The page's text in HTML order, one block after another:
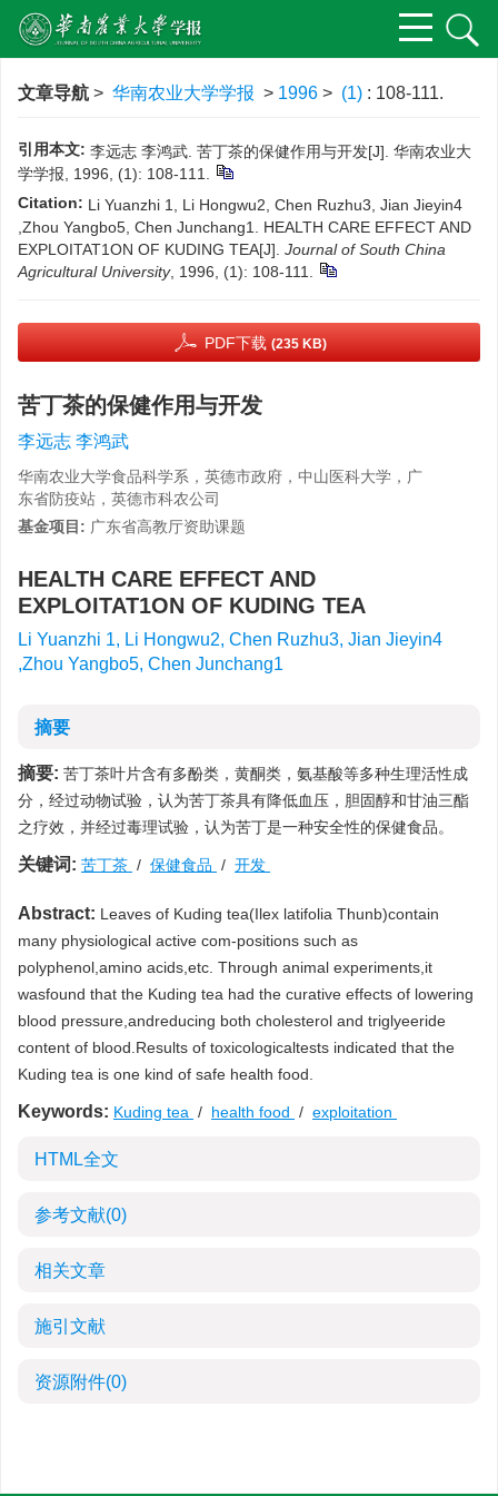
文章导航 > 华南农业大学学报 > 1996 > (1) : 108-111.
引用本文: 李远志 李鸿武. 苦丁茶的保健作用与开发[J]. 华南农业大
学学报, 1996, (1): 108-111.
Citation: Li Yuanzhi 1, Li Hongwu2, Chen Ruzhu3, Jian Jieyin4
,Zhou Yangbo5, Chen Junchang1. HEALTH CARE EFFECT AND
EXPLOITAT1ON OF KUDING TEA[J]. Journal of South China
Agricultural University, 1996, (1): 108-111.
PDF下载 (235 KB)
苦丁茶的保健作用与开发
李远志 李鸿武
华南农业大学食品科学系，英德市政府，中山医科大学，广
东省防疫站，英德市科农公司
基金项目: 广东省高教厅资助课题
HEALTH CARE EFFECT AND
EXPLOITAT1ON OF KUDING TEA
Li Yuanzhi 1, Li Hongwu2, Chen Ruzhu3, Jian Jieyin4
,Zhou Yangbo5, Chen Junchang1
摘要
摘要: 苦丁茶叶片含有多酚类，黄酮类，氨基酸等多种生理活性成
分，经过动物试验，认为苦丁茶具有降低血压，胆固醇和甘油三酯
之疗效，并经过毒理试验，认为苦丁是一种安全性的保健食品。
关键词: 苦丁茶 / 保健食品 / 开发
Abstract: Leaves of Kuding tea(Ilex latifolia Thunb)contain
many physiological active com-positions such as
polyphenol,amino acids,etc. Through animal experiments,it
wasfound that the Kuding tea had the curative effects of lowering
blood pressure,andreducing both cholesterol and triglyeeride
content of blood.Results of toxicologicaltests indicated that the
Kuding tea is one kind of safe health food.
Keywords: Kuding tea / health food / exploitation
HTML全文
参考文献(0)
相关文章
施引文献
资源附件(0)